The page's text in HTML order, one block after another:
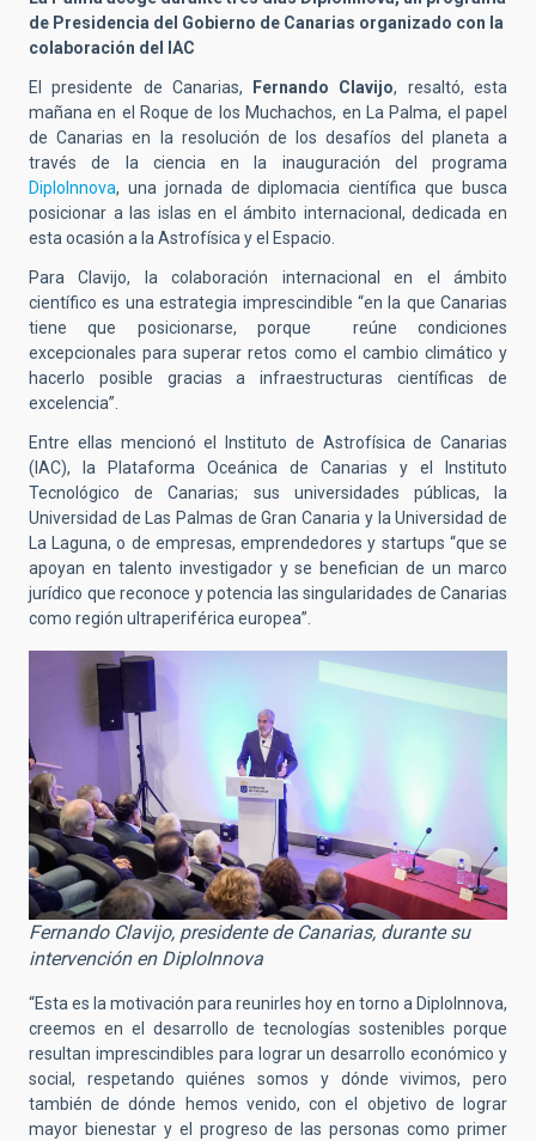
de Presidencia del Gobierno de Canarias organizado con la
colaboración del IAC
El presidente de Canarias, Fernando Clavijo, resaltó, esta
mañana en el Roque de los Muchachos, en La Palma, el papel
de Canarias en la resolución de los desafíos del planeta a
través de la ciencia en la inauguración del programa
DiploInnova, una jornada de diplomacia científica que busca
posicionar a las islas en el ámbito internacional, dedicada en
esta ocasión a la Astrofísica y el Espacio.
Para Clavijo,
la colaboración internacional en el ámbito
científico es una estrategia imprescindible “en la que Canarias
tiene que posicionarse, porque reúne condiciones
excepcionales para superar retos como el cambio climático y
hacerlo posible gracias a infraestructuras científicas de
excelencia”.
Entre ellas mencionó el Instituto de Astrofísica de Canarias
(IAC), la Plataforma Oceánica de Canarias y el Instituto
Tecnológico de Canarias; sus universidades públicas, la
Universidad de Las Palmas de Gran Canaria y la Universidad de
La Laguna, o de empresas, emprendedores y startups “que se
apoyan en talento investigador y se benefician de un marco
jurídico que reconoce y potencia las singularidades de Canarias
como región ultraperiférica europea”.
Fernando Clavijo, presidente de Canarias, durante su
intervención en DiploInnova
“Esta es la motivación para reunirles hoy en torno a DiploInnova,
creemos en el desarrollo de tecnologías sostenibles porque
resultan imprescindibles para lograr un desarrollo económico y
social, respetando quiénes somos y dónde vivimos, pero
también de dónde hemos venido, con el objetivo de lograr
mayor bienestar y el progreso de las personas como primer